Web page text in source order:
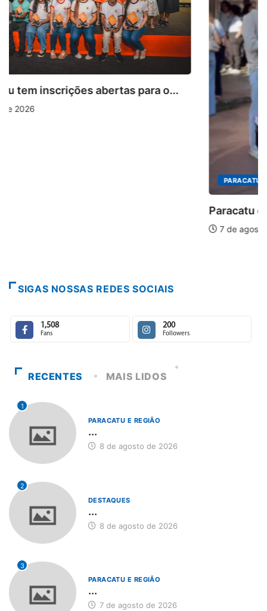
Paracatu caminha pelos 20 anos da Lei...
SIGAS NOSSAS REDES SOCIAIS
1,508
Fans
200
Followers
RECENTES MAIS LIDOS
1
PARACATU E REGIÃO
...
8 de agosto de 2026
2
DESTAQUES
...
8 de agosto de 2026
3
PARACATU E REGIÃO
...
7 de agosto de 2026